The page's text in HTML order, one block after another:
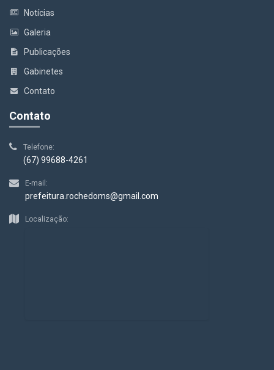
Notícias
Galeria
Publicações
Gabinetes
Contato
Contato
Telefone:
(67) 99688-4261
E-mail:
prefeitura.rochedoms@gmail.com
Localização: